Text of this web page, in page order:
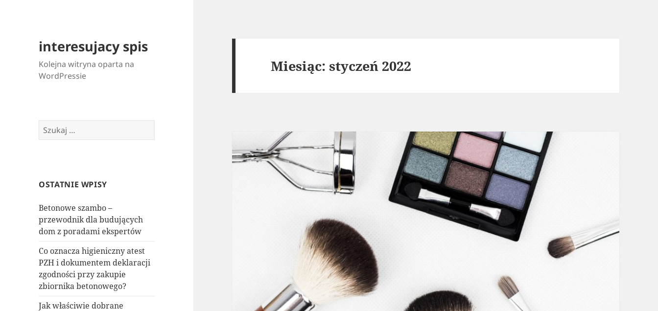
interesujacy spis
Kolejna witryna oparta na
WordPressie
Szukaj:
OSTATNIE WPISY
Betonowe szambo –
przewodnik dla budujących
dom z poradami ekspertów
Co oznacza higieniczny atest
PZH i dokumentem deklaracji
zgodności przy zakupie
zbiornika betonowego?
Jak właściwie dobrane
Miesiąc:styczeń 2022